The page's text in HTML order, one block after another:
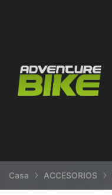
Casa ACCESORIOS